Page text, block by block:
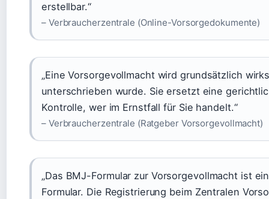
erstellbar.“
– Verbraucherzentrale (Online-Vorsorgedokumente)
„Eine Vorsorgevollmacht wird grundsätzlich
unterschrieben wurde. Sie ersetzt eine
Kontrolle, wer im Ernstfall für Sie handelt.“
– Verbraucherzentrale (Ratgeber Vorsorgevollmacht)
„Das BMJ-Formular zur Vorsorgevollmacht ist
Formular. Die Registrierung beim Zentralen